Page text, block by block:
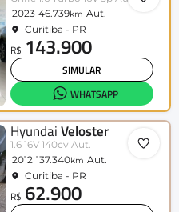
2023 46.739km Aut.
Curitiba - PR
R$ 143.900
SIMULAR
WHATSAPP
HyundaiVeloster
1.6 16V 140cv Aut.
2012 137.340km Aut.
Curitiba - PR
R$ 62.900